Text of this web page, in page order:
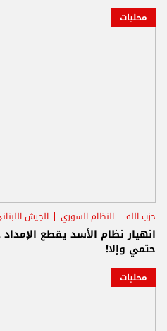
محليات
حزب الله النظام السوري الجيش
انهيار نظام الأسد يقطع
حتمي وإلا!
محليات